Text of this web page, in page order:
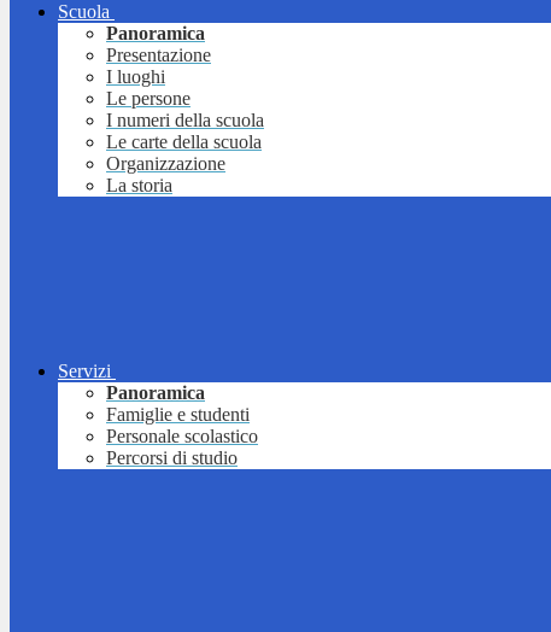
Scuola
Panoramica
Presentazione
I luoghi
Le persone
I numeri della scuola
Le carte della scuola
Organizzazione
La storia
Servizi
Panoramica
Famiglie e studenti
Personale scolastico
Percorsi di studio